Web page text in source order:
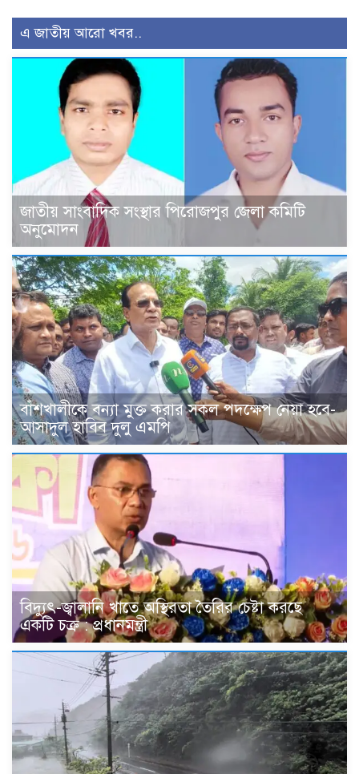
এ জাতীয় আরো খবর..
জাতীয় সাংবাদিক সংস্থার পিরোজপুর জেলা কমিটি
অনুমোদন
বাঁশখালীকে বন্যা মুক্ত করার সকল পদক্ষেপ নেয়া হবে-
আসাদুল হাবিব দুলু এমপি
বিদ্যুৎ-জ্বালানি খাতে অস্থিরতা তৈরির চেষ্টা করছে
একটি চক্র : প্রধানমন্ত্রী